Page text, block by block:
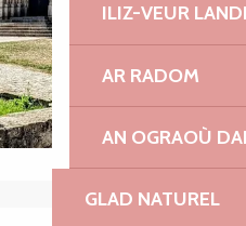
ILIZ-VEUR
AR RADOM
AN OGRAOÙ
GLAD NATUREL